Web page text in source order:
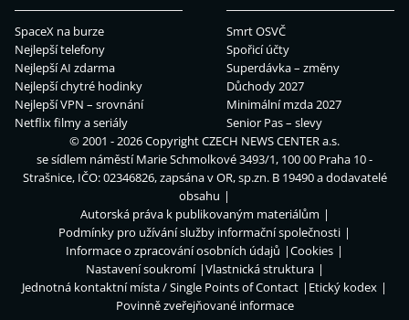
SpaceX na burze
Nejlepší telefony
Nejlepší AI zdarma
Nejlepší chytré hodinky
Nejlepší VPN – srovnání
Netflix filmy a seriály
Smrt OSVČ
Spořicí účty
Superdávka – změny
Důchody 2027
Minimální mzda 2027
Senior Pas – slevy
© 2001 - 2026 CopyrightCZECH NEWS CENTER a.s.
se sídlem náměstí Marie Schmolkové 3493/1, 100 00 Praha 10 -
Strašnice, IČO: 02346826, zapsána v OR, sp.zn. B 19490 a dodavatelé
obsahu
Autorská práva k publikovaným materiálům
Podmínky pro užívání služby informační společnosti
Informace o zpracování osobních údajů
Cookies
Nastavení soukromí
Vlastnická struktura
Jednotná kontaktní místa / Single Points of Contact
Etický kodex
Povinně zveřejňované informace